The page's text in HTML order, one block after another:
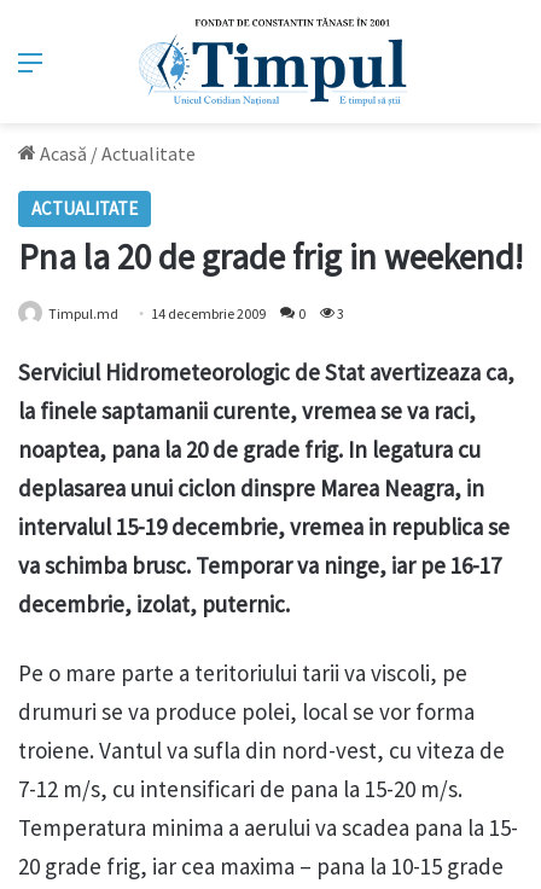
Meniu
Acasă /Actualitate
ACTUALITATE
Pna la 20 de grade frig in weekend!
Timpul.md 14 decembrie 2009 0 3
Serviciul Hidrometeorologic de Stat avertizeaza ca,
la finele saptamanii curente, vremea se va raci,
noaptea, pana la 20 de grade frig. In legatura cu
deplasarea unui ciclon dinspre Marea Neagra, in
intervalul 15-19 decembrie, vremea in republica se
va schimba brusc. Temporar va ninge, iar pe 16-17
decembrie, izolat, puternic.
Pe o mare parte a teritoriului tarii va viscoli, pe
drumuri se va produce polei, local se vor forma
troiene. Vantul va sufla din nord-vest, cu viteza de
7-12 m/s, cu intensificari de pana la 15-20 m/s.
Temperatura minima a aerului va scadea pana la 15-
20 grade frig, iar cea maxima – pana la 10-15 grade